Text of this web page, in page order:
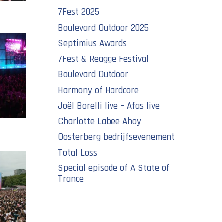
7Fest 2025
Boulevard Outdoor 2025
Septimius Awards
7Fest & Reagge Festival
Boulevard Outdoor
Harmony of Hardcore
Joël Borelli live – Afas live
Charlotte Labee Ahoy
Oosterberg bedrijfsevenement
Total Loss
Special episode of A State of
Trance